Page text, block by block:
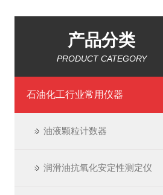
产品分类
PRODUCT CATEGORY
石油化工行业常用仪器
油液颗粒计数器
润滑油抗氧化安定性测定仪